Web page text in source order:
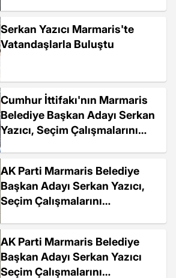
törenine katıldı
Serkan Yazıcı Marmaris'te
Vatandaşlarla Buluştu
Cumhur İttifakı'nın Marmaris
Belediye Başkan Adayı Serkan
Yazıcı, Seçim Çalışmalarını
AK Parti Marmaris Belediye
Başkan Adayı Serkan Yazıcı,
Seçim Çalışmalarını
AK Parti Marmaris Belediye
Başkan Adayı Serkan Yazıcı
Seçim Çalışmalarını